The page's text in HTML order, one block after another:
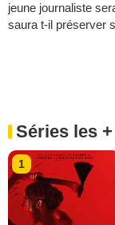
jeune journaliste
saura t-il préserver
Séries les
1